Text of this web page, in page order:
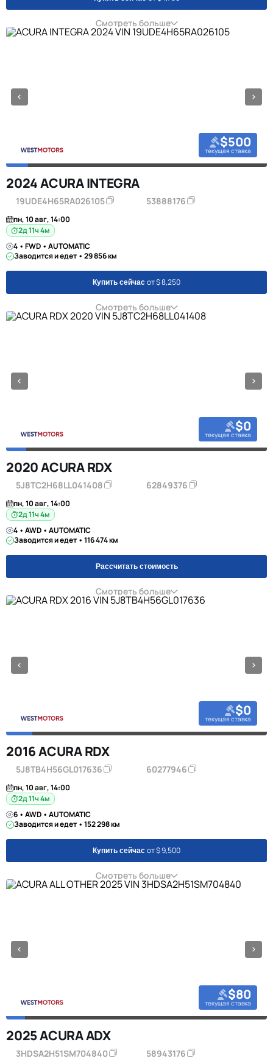
Смотреть больше
$500
текущая ставка
2024 ACURA INTEGRA
19UDE4H65RA026105 53888176
пн, 10 авг, 14:00
2д 11ч 4м
4 • FWD • AUTOMATIC
Заводится и едет • 29 856 км
Купить сейчас от $ 8,250
Смотреть больше
$0
текущая ставка
2020 ACURA RDX
5J8TC2H68LL041408 62849376
пн, 10 авг, 14:00
2д 11ч 4м
4 • AWD • AUTOMATIC
Заводится и едет • 116 474 км
Рассчитать стоимость
Смотреть больше
$0
текущая ставка
2016 ACURA RDX
5J8TB4H56GL017636 60277946
пн, 10 авг, 14:00
2д 11ч 4м
6 • AWD • AUTOMATIC
Заводится и едет • 152 298 км
Купить сейчас от $ 9,500
Смотреть больше
$80
текущая ставка
2025 ACURA ADX
3HDSA2H51SM704840 58943176